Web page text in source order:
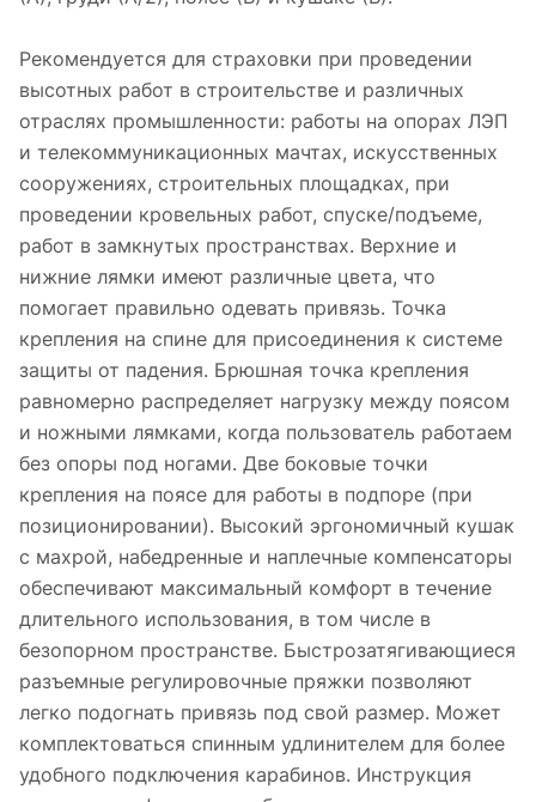
Рекомендуется для страховки при проведении
высотных работ в строительстве и различных
отраслях промышленности: работы на опорах ЛЭП
и телекоммуникационных мачтах, искусственных
сооружениях, строительных площадках, при
проведении кровельных работ, спуске/подъеме,
работ в замкнутых пространствах. Верхние и
нижние лямки имеют различные цвета, что
помогает правильно одевать привязь. Точка
крепления на спине для присоединения к системе
защиты от падения. Брюшная точка крепления
равномерно распределяет нагрузку между поясом
и ножными лямками, когда пользователь работаем
без опоры под ногами. Две боковые точки
крепления на поясе для работы в подпоре (при
позиционировании). Высокий эргономичный кушак
с махрой, набедренные и наплечные компенсаторы
обеспечивают максимальный комфорт в течение
длительного использования, в том числе в
безопорном пространстве. Быстрозатягивающиеся
разъемные регулировочные пряжки позволяют
легко подогнать привязь под свой размер. Может
комплектоваться спинным удлинителем для более
удобного подключения карабинов. Инструкция